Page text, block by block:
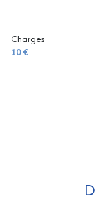
Charges
10 €